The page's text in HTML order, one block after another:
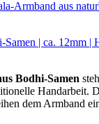
| ca. 12mm |
Bodhi-Samen
Handarbeit.
dem Armband